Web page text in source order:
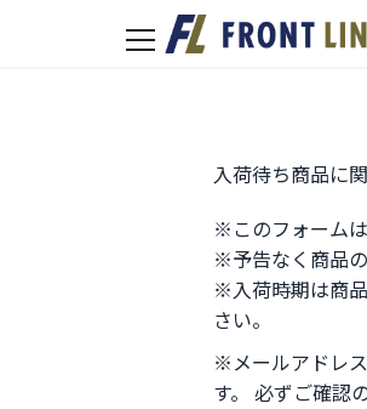
toggle
入荷待ち商品に
※このフォーム
※予告なく商品
※入荷時期は商
さい。
※メールアドレ
す。 必ずご確認